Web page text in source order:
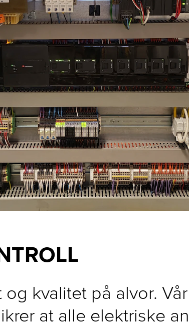
kvalitet på alvor. Vår
at alle elektriske